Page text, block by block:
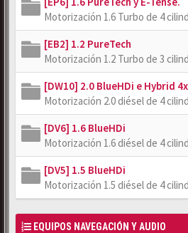
Motorización 1.6 Turbo de 4
[EB2] 1.2 PureTech
Motorización 1.2 Turbo de 3
[DW10] 2.0 BlueHDi e Hybrid
Motorización 2.0 diésel de 4
[DV6] 1.6 BlueHDi
Motorización 1.6 diésel de 4
[DV5] 1.5 BlueHDi
Motorización 1.5 diésel de 4
EQUIPOS NAVEGACIÓN Y AUDIO